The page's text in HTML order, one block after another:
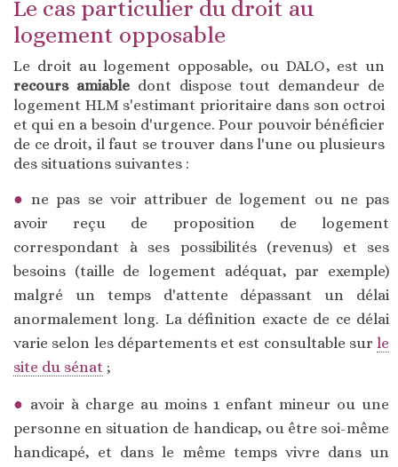
Le cas particulier du droit au
logement opposable
Le droit au logement opposable, ou DALO, est un
recours amiabledont dispose tout demandeur de
logement HLM s'estimant prioritaire dans son octroi
et qui en a besoin d'urgence. Pour pouvoir bénéficier
de ce droit, il faut se trouver dans l'une ou plusieurs
des situations suivantes :
ne pas se voir attribuer de logement ou ne pas
avoir reçu de proposition de logement
correspondant à ses possibilités (revenus) et ses
besoins (taille de logement adéquat, par exemple)
malgré un temps d'attente dépassant un délai
anormalement long. La définition exacte de ce délai
varie selon les départements et est consultable sur le
site du sénat ;
avoir à charge au moins 1 enfant mineur ou une
personne en situation de handicap, ou être soi-même
handicapé, et dans le même temps vivre dans un